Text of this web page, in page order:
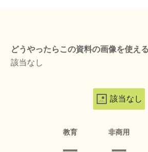
どうやったらこの資料の画像を使え
該当なし
該当なし
教育 非商用